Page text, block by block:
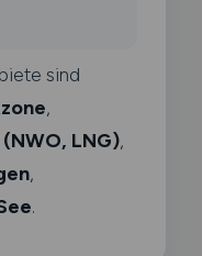
sind
,
LNG),
,
.